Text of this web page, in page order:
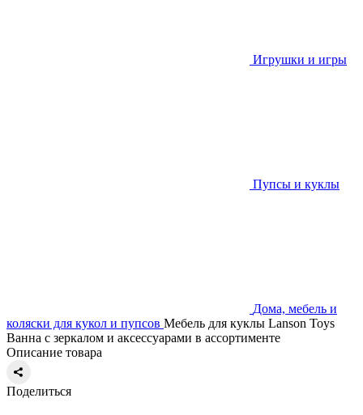
Игрушки и игры
Пупсы и куклы
Дома, мебель и
коляски для кукол и пупсов Мебель для куклы Lanson Toys
Ванна с зеркалом и аксессуарами в ассортименте
Описание товара
Поделиться